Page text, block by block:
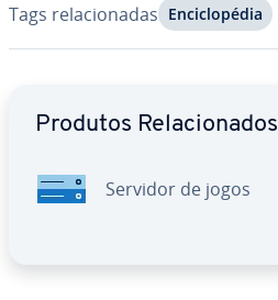
Tags re­la­ci­o­na­das En­ci­clo­pé­dia
Produtos Re­la­ci­o­na­dos
Servidor de jogos